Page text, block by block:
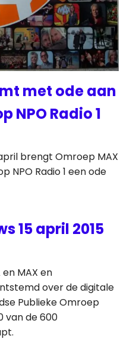
met ode aan
NPO Radio 1
brengt Omroep MAX
NPO Radio 1 een ode
15 april 2015
MAX en
over de digitale
Publieke Omroep
van de 600